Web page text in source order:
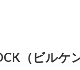
（ビルケ